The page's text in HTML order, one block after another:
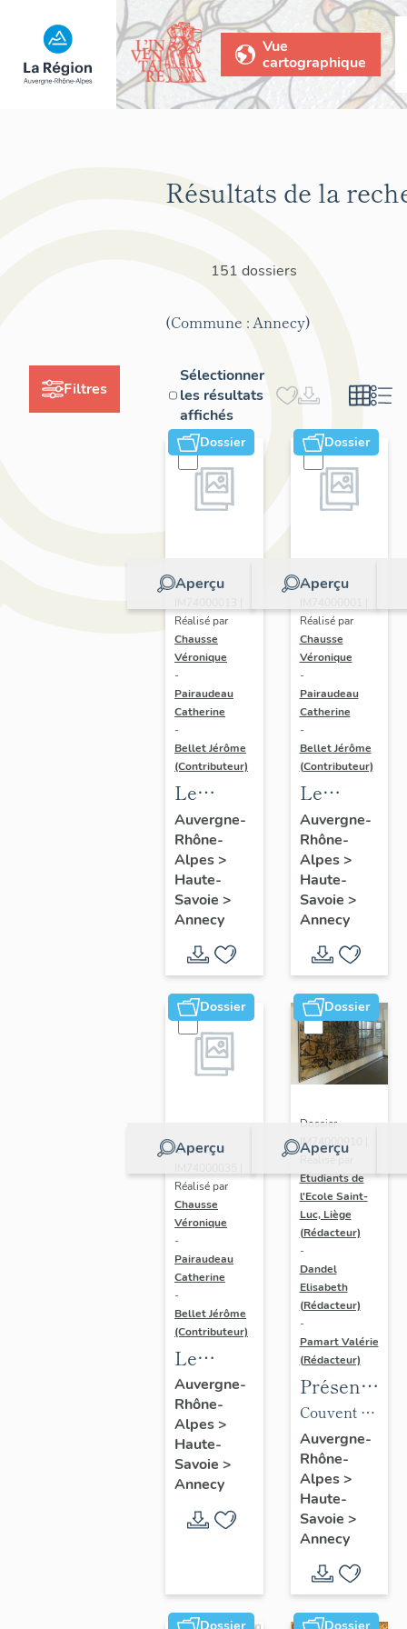
Vue
cartographique
Filtres
Résultats de la
151 dossiers
(Commune : Annecy)
Sélectionner
les résultats
affichés
Dossier
Aperçu
Dossier
Réalisé par
Chausse
Véronique
-
Pairaudeau
Catherine
-
Bellet Jérôme
(Contributeur)
Le
mobilier
du
Musée
château
d'Annecy
Auvergne-
Rhône-
Alpes>
Haute-
Savoie >
Annecy
Dossier
Aperçu
Dossier
Réalisé par
Chausse
Véronique
-
Pairaudeau
Catherine
-
Bellet Jérôme
(Contributeur)
Le
mobilier
de
l'église
paroissiale
Saint-
Maurice
Auvergne-
Rhône-
Alpes>
Haute-
Savoie >
Annecy
Dossier
Aperçu
Dossier
Réalisé par
Chausse
Véronique
-
Pairaudeau
Catherine
-
Bellet Jérôme
(Contributeur)
Le
mobilier
de
l'église
paroissiale
Saint-
Maurice
Auvergne-
Rhône-
Alpes>
Haute-
Savoie >
Annecy
Dossier
Aperçu
Dossier
IM74000910 |
Réalisé par
Etudiants de
l'Ecole Saint-
Luc, Liège
(Rédacteur)
-
Dandel
Elisabeth
(Rédacteur)
-
Pamart Valérie
(Rédacteur)
des 1%
artistiques
du lycée
Gabriel-
Fauré
Couvent du
Saint-
Sépulcre,
puis
manufacture
de coton
Duport,
puis
caserne
Auvergne-
Rhône-
Alpes>
Haute-
Savoie >
Annecy